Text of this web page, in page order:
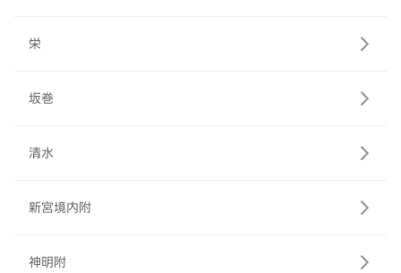
栄
坂巻
清水
新宮境内附
神明附